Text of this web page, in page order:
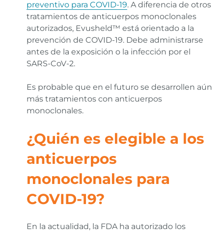
preventivo para COVID-19. A diferencia de otros
tratamientos de anticuerpos monoclonales
autorizados, Evusheld™ está orientado a la
prevención de COVID-19. Debe administrarse
antes de la exposición o la infección por el
SARS-CoV-2.
Es probable que en el futuro se desarrollen aún
más tratamientos con anticuerpos
monoclonales.
¿Quién es elegible a los
anticuerpos
monoclonales para
COVID-19?
En la actualidad, la FDA ha autorizado los